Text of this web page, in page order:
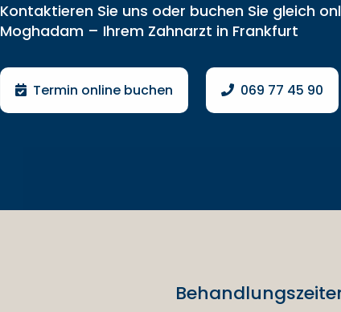
Kontaktieren Sie uns oder buchen Sie gleich
Moghadam – Ihrem Zahnarzt in Frankfurt
Termin online buchen 069 77 45 90